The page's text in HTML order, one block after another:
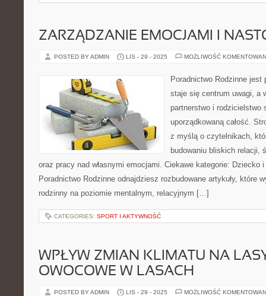
ZARZĄDZANIE EMOCJAMI I
POSTED BY ADMIN LIS - 29 - 2025 MOŻLIWOŚĆ
Poradnictwo Rodzinne
staje się centrum uwagi, a
partnerstwo i rodzicielstwo
uporządkowaną całość.
z myślą o czytelnikach,
budowaniu bliskich relacji,
oraz pracy nad własnymi emocjami. Ciekawe kategorie: Dziecko
Poradnictwo Rodzinne odnajdziesz rozbudowane artykuły, które
rodzinny na poziomie mentalnym, relacyjnym […]
CATEGORIES: SPORT I AKTYWNOŚĆ
WPŁYW ZMIAN KLIMATU NA
OWOCOWE W LASACH
POSTED BY ADMIN LIS - 29 - 2025 MOŻLIWOŚĆ